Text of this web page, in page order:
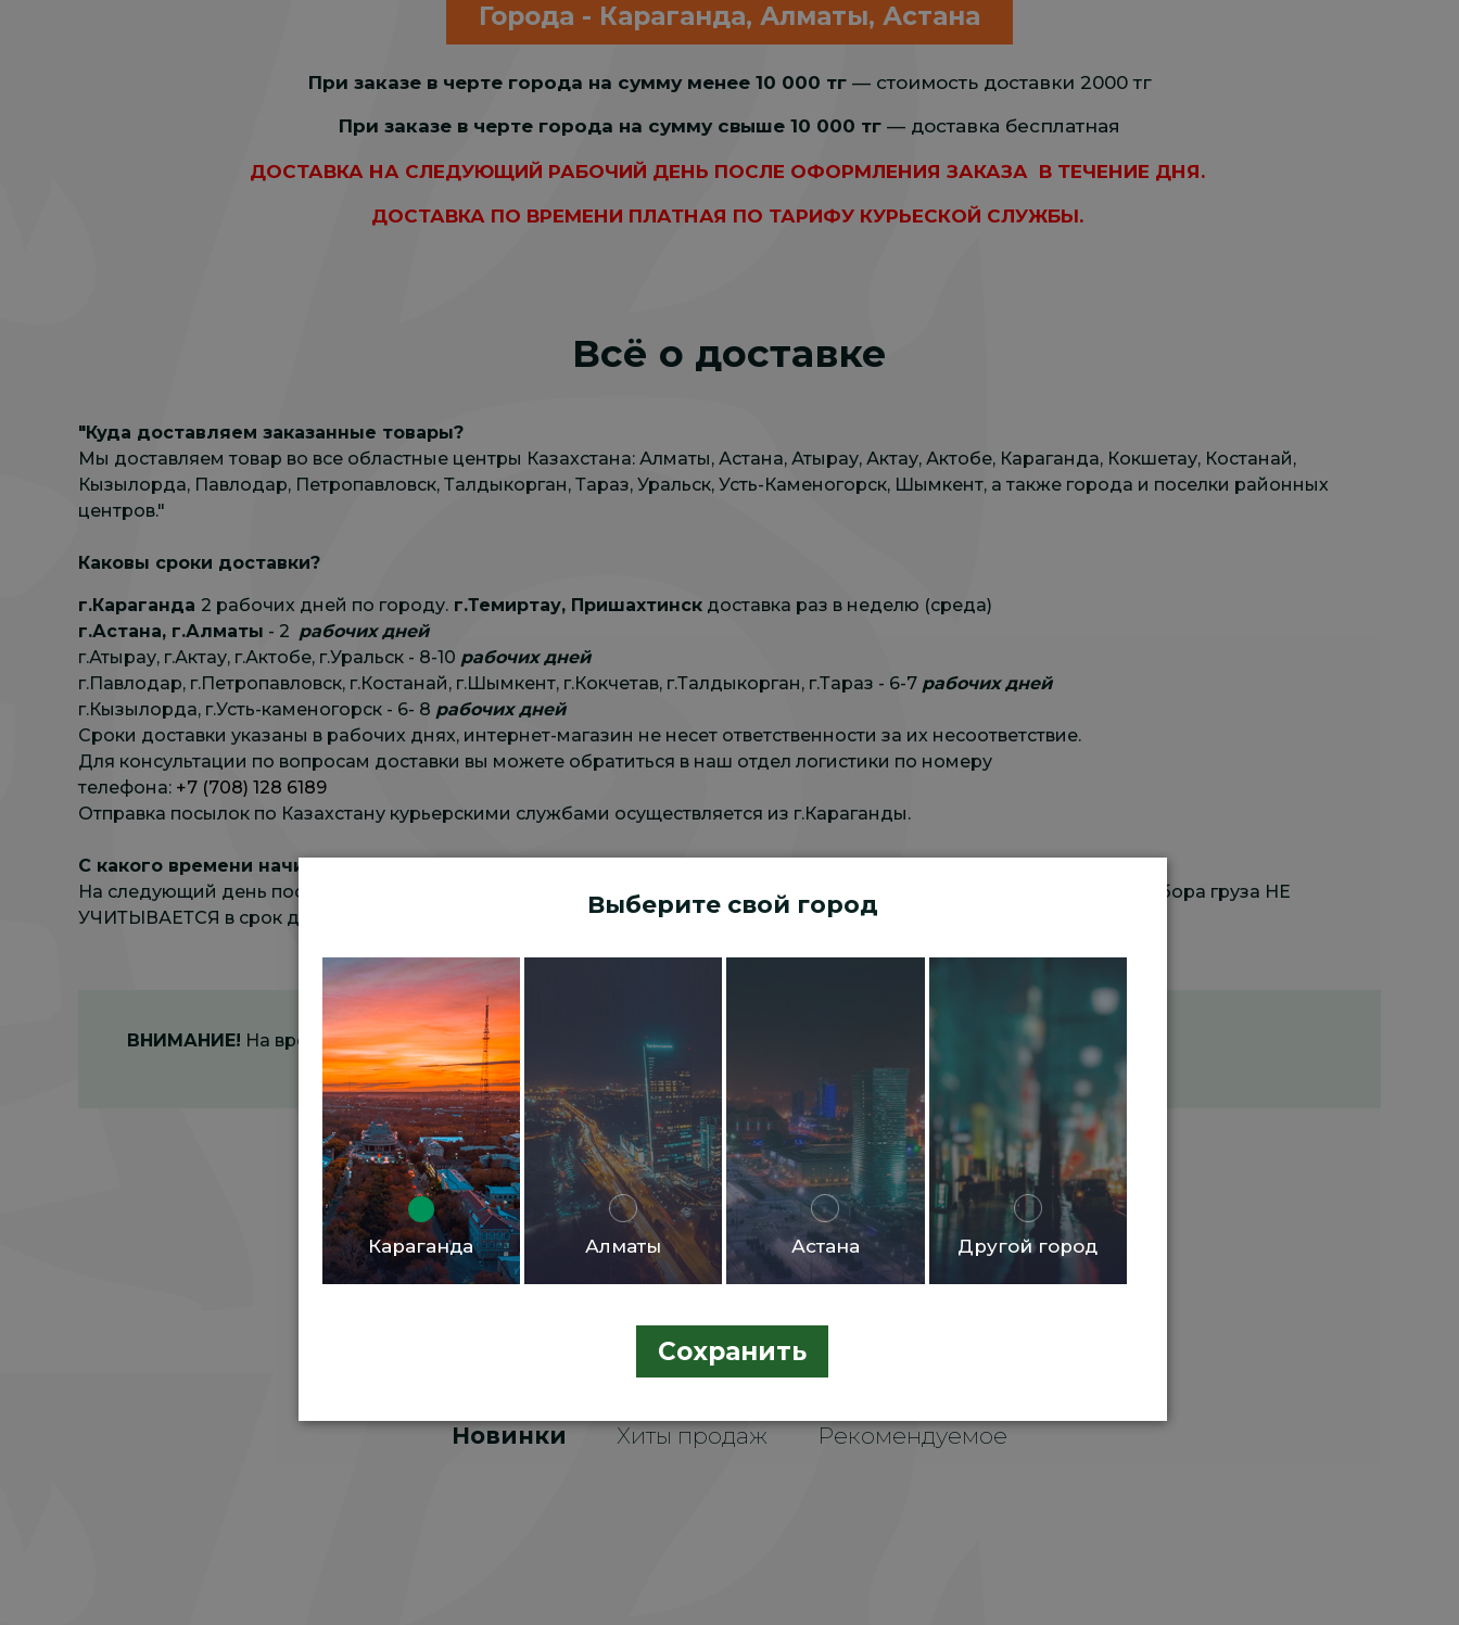
Города - Караганда, Алматы, Астана
При заказе в черте города на сумму менее 10 000 тг— стоимость доставки 2000 тг
При заказе в черте города на сумму свыше 10 000 тг — доставка бесплатная
ДОСТАВКА НА СЛЕДУЮЩИЙ РАБОЧИЙ ДЕНЬ ПОСЛЕ ОФОРМЛЕНИЯ ЗАКАЗА В ТЕЧЕНИЕ ДНЯ.
ДОСТАВКА ПО ВРЕМЕНИ ПЛАТНАЯ ПО ТАРИФУ КУРЬЕСКОЙ СЛУЖБЫ.
Всё о доставке
"Куда доставляем заказанные товары?
Мы доставляем товар во все областные центры Казахстана: Алматы, Астана, Атырау, Актау, Актобе, Караганда, Кокшетау, Костанай,
Кызылорда, Павлодар, Петропавловск, Талдыкорган, Тараз, Уральск, Усть-Каменогорск, Шымкент, а также города и поселки районных
центров."
Каковы сроки доставки?
г.Караганда 2 рабочих дней по городу. г.Темиртау, Пришахтинск доставка раз в неделю (среда)
г.Астана, г.Алматы - 2 рабочих дней
г.Атырау, г.Актау, г.Актобе, г.Уральск - 8-10 рабочих дней
г.Павлодар, г.Петропавловск, г.Костанай, г.Шымкент, г.Кокчетав, г.Талдыкорган, г.Тараз - 6-7 рабочих дней
г.Кызылорда, г.Усть-каменогорск - 6- 8 рабочих дней
Сроки доставки указаны в рабочих днях, интернет-магазин не несет ответственности за их несоответствие.
Для консультации по вопросам доставки вы можете обратиться в наш отдел логистики по номеру
телефона: +7 (708) 128 6189
Отправка посылок по Казахстану курьерскими службами осуществляется из г.Караганды.
С какого времени начинается отсчет доставки транспортными компаниями?
На следующий день после принятия транспортной компанией посылки начинается отсчет срока доставки. (день забора груза НЕ
УЧИТЫВАЕТСЯ в срок доставки, указанный транспорными компаниями)
ВНИМАНИЕ! На время действия ЧП возможны задержки доставки транспортными компаниями.
Наличные
курьеру
Новинки Хиты продаж Рекомендуемое
Выберите свой город
Караганда Алматы Астана Другой город
Сохранить